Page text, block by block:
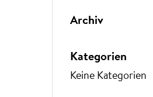
Archiv
Kategorien
Keine Kategorien